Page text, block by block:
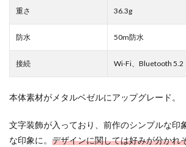
重さ 36.3g
防水 50m防水
接続 Wi-Fi、Bluetooth 5.2
本体素材がメタルベゼルにアップグレード。
文字装飾が入っており、前作のシンプルな印
な印象に。 デザインに関しては好みが分かれ